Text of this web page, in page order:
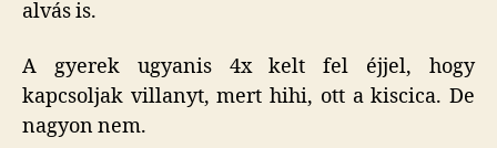
alvás is.
A gyerek ugyanis 4x kelt fel éjjel, hogy
kapcsoljak villanyt, mert hihi, ott a kiscica. De
nagyon nem.